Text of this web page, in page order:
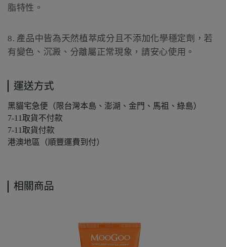
脂特性。
8. 產品中皆為天然植萃成分且不添加化學穩定劑，若
有變色、沉澱、分離屬正常現象，請安心使用。
運送方式
黑貓宅急便（限台灣本島、澎湖、金門、馬祖、綠島）
7-11取貨不付款
7-11取貨付款
港澳地區（順豐運費到付）
相關商品